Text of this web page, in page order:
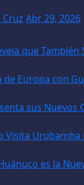
Cruz Abr 29, 2026
que También
de Europa con
sus Nuevos
Visita Urubamba
es la